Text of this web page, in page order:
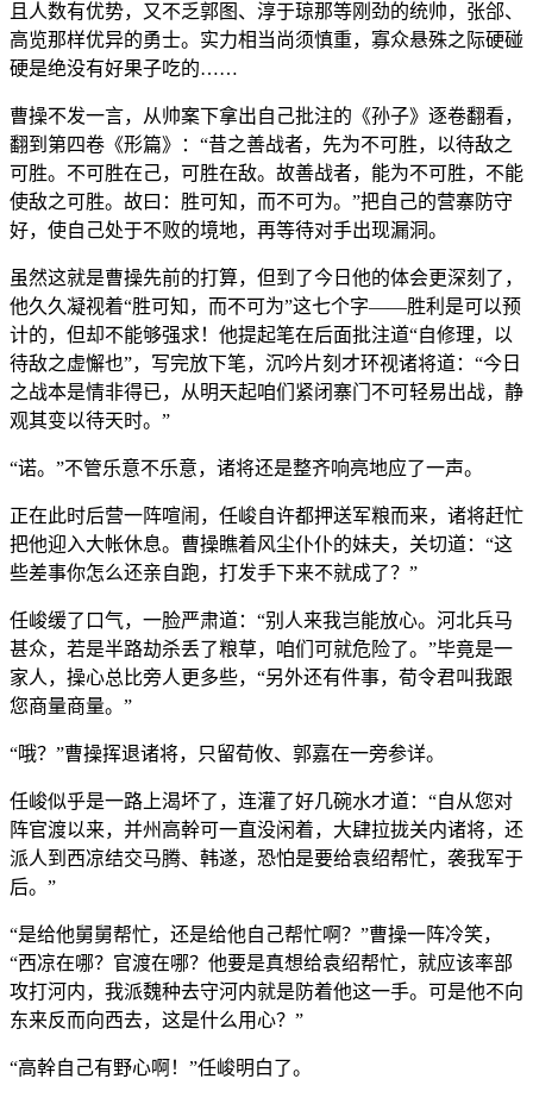
且人数有优势，又不乏郭图、淳于琼那等刚劲的统帅，张郃、
高览那样优异的勇士。实力相当尚须慎重，寡众悬殊之际硬碰
硬是绝没有好果子吃的……
曹操不发一言，从帅案下拿出自己批注的《孙子》逐卷翻看，
翻到第四卷《形篇》：“昔之善战者，先为不可胜，以待敌之
可胜。不可胜在己，可胜在敌。故善战者，能为不可胜，不能
使敌之可胜。故曰：胜可知，而不可为。”把自己的营寨防守
好，使自己处于不败的境地，再等待对手出现漏洞。
虽然这就是曹操先前的打算，但到了今日他的体会更深刻了，
他久久凝视着“胜可知，而不可为”这七个字——胜利是可以预
计的，但却不能够强求！他提起笔在后面批注道“自修理，以
待敌之虚懈也”，写完放下笔，沉吟片刻才环视诸将道：“今日
之战本是情非得已，从明天起咱们紧闭寨门不可轻易出战，静
观其变以待天时。”
“诺。”不管乐意不乐意，诸将还是整齐响亮地应了一声。
正在此时后营一阵喧闹，任峻自许都押送军粮而来，诸将赶忙
把他迎入大帐休息。曹操瞧着风尘仆仆的妹夫，关切道：“这
些差事你怎么还亲自跑，打发手下来不就成了？”
任峻缓了口气，一脸严肃道：“别人来我岂能放心。河北兵马
甚众，若是半路劫杀丢了粮草，咱们可就危险了。”毕竟是一
家人，操心总比旁人更多些，“另外还有件事，荀令君叫我跟
您商量商量。”
“哦？”曹操挥退诸将，只留荀攸、郭嘉在一旁参详。
任峻似乎是一路上渴坏了，连灌了好几碗水才道：“自从您对
阵官渡以来，并州高幹可一直没闲着，大肆拉拢关内诸将，还
派人到西凉结交马腾、韩遂，恐怕是要给袁绍帮忙，袭我军于
后。”
“是给他舅舅帮忙，还是给他自己帮忙啊？”曹操一阵冷笑，
“西凉在哪？官渡在哪？他要是真想给袁绍帮忙，就应该率部
攻打河内，我派魏种去守河内就是防着他这一手。可是他不向
东来反而向西去，这是什么用心？”
“高幹自己有野心啊！”任峻明白了。